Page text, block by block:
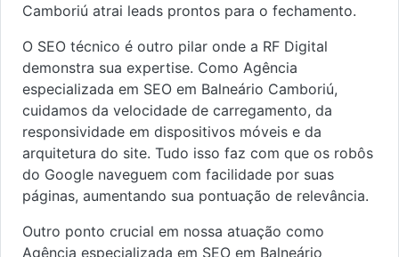
Camboriú atrai leads prontos para o fechamento.
O SEO técnico é outro pilar onde a RF Digital
demonstra sua expertise. Como Agência
especializada em SEO em Balneário Camboriú,
cuidamos da velocidade de carregamento, da
responsividade em dispositivos móveis e da
arquitetura do site. Tudo isso faz com que os robôs
do Google naveguem com facilidade por suas
páginas, aumentando sua pontuação de relevância.
Outro ponto crucial em nossa atuação como
Agência especializada em SEO em Balneário